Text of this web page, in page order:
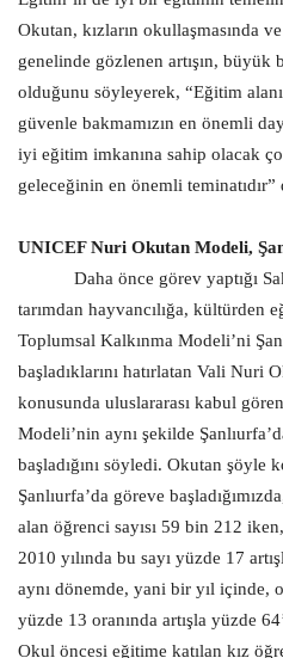
Okutan, kızların okullaşmasında
genelinde gözlenen artışın,
olduğunu söyleyerek, “Eğitim
güvenle bakmamızın en önemli
iyi eğitim imkanına sahip olacak
geleceğinin en önemli teminatıdır”
UNICEF Nuri Okutan Modeli,
Daha önce görev yaptığı
tarımdan hayvancılığa, kültürden
Toplumsal Kalkınma Modeli’ni
başladıklarını hatırlatan Vali Nuri
konusunda uluslararası kabul
Modeli’nin aynı şekilde
başladığını söyledi. Okutan şöyle
Şanlıurfa’da göreve
alan öğrenci sayısı 59 bin 212
2010 yılında bu sayı yüzde 17
aynı dönemde, yani bir yıl içinde,
yüzde 13 oranında artışla yüzde
Okul öncesi eğitime katılan kız